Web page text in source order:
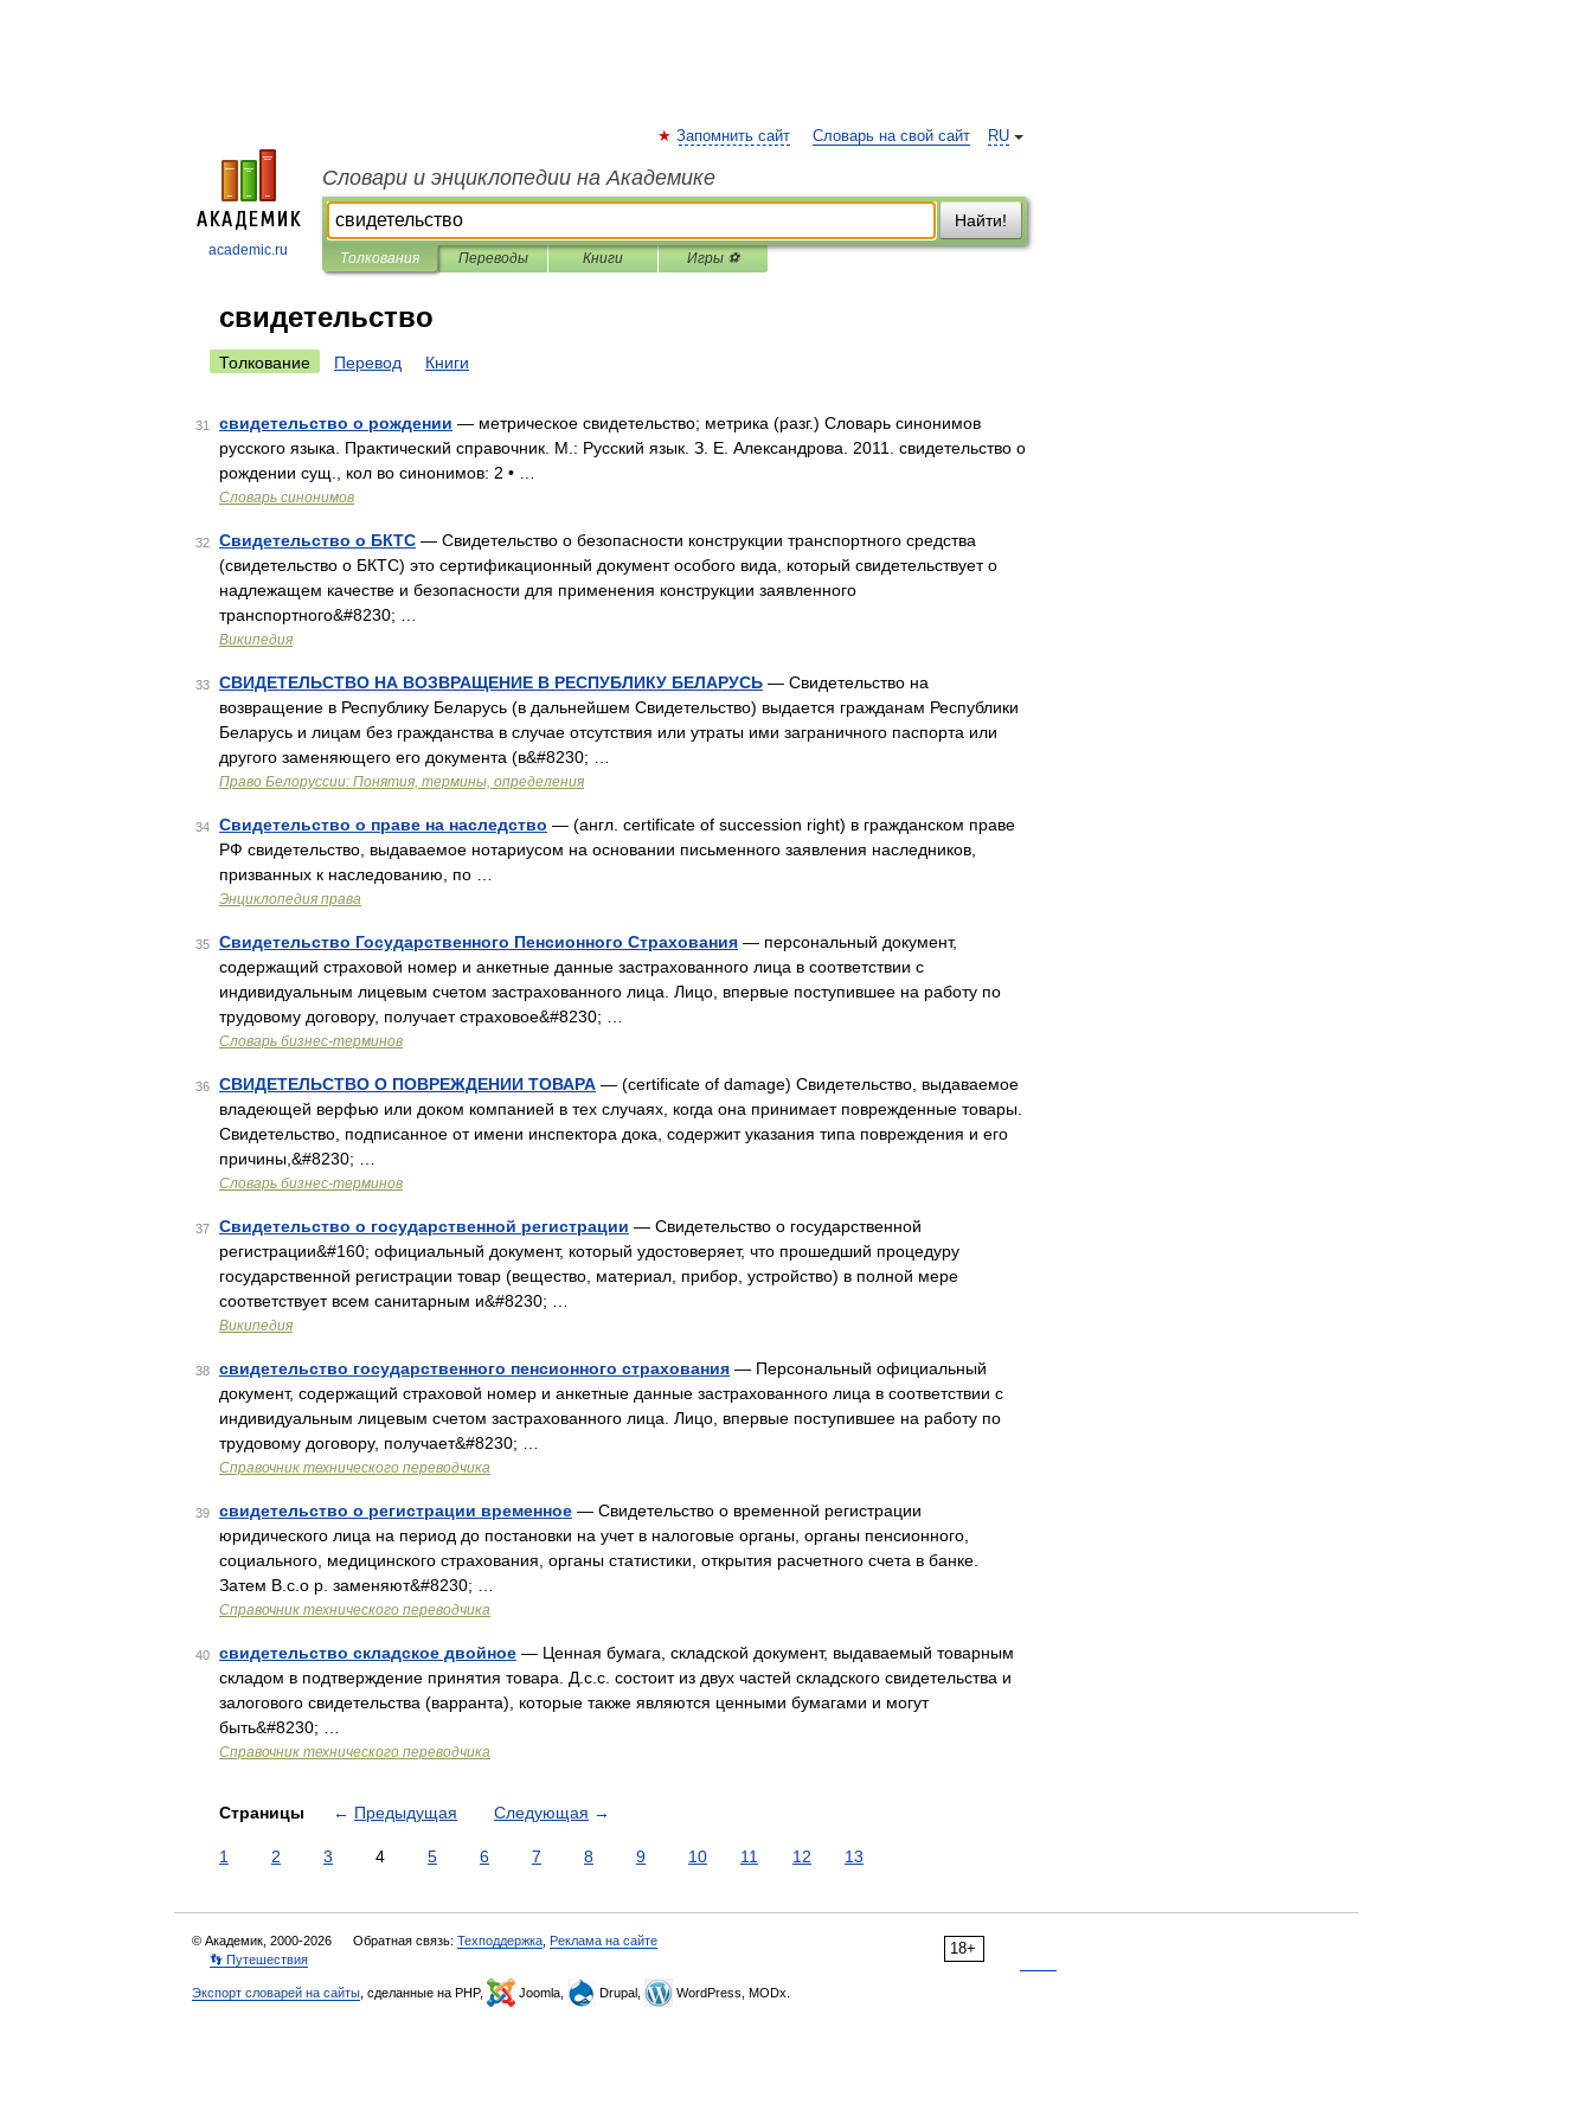
academic.ru
RU
Запомнить сайт Словарь на свой сайт
Словари и энциклопедии на Академике
Найти!
Толкования Переводы Книги Игры ⚽
свидетельство
Толкование Перевод Книги
31 свидетельство о рождении — метрическое свидетельство; метрика (разг.) Словарь синонимов
русского языка. Практический справочник. М.: Русский язык. З. Е. Александрова. 2011. свидетельство о
рождении сущ., кол во синонимов: 2 • …
Словарь синонимов
32 Свидетельство о БКТС — Свидетельство о безопасности конструкции транспортного средства
(свидетельство о БКТС) это сертификационный документ особого вида, который свидетельствует о
надлежащем качестве и безопасности для применения конструкции заявленного
транспортного&#8230; …
Википедия
33 СВИДЕТЕЛЬСТВО HА ВОЗВРАЩЕHИЕ В РЕСПУБЛИКУ БЕЛАРУСЬ — Свидетельство на
возвращение в Республику Беларусь (в дальнейшем Свидетельство) выдается гражданам Республики
Беларусь и лицам без гражданства в случае отсутствия или утраты ими заграничного паспорта или
другого заменяющего его документа (в&#8230; …
Право Белоруссии: Понятия, термины, определения
34 Свидетельство о праве на наследство — (англ. certificate of succession right) в гражданском праве
РФ свидетельство, выдаваемое нотариусом на основании письменного заявления наследников,
призванных к наследованию, по …
Энциклопедия права
35 Свидетельство Государственного Пенсионного Страхования — персональный документ,
содержащий страховой номер и анкетные данные застрахованного лица в соответствии с
индивидуальным лицевым счетом застрахованного лица. Лицо, впервые поступившее на работу по
трудовому договору, получает страховое&#8230; …
Словарь бизнес-терминов
36 СВИДЕТЕЛЬСТВО О ПОВРЕЖДЕНИИ ТОВАРА — (certificate of damage) Свидетельство, выдаваемое
владеющей верфью или доком компанией в тех случаях, когда она принимает поврежденные товары.
Свидетельство, подписанное от имени инспектора дока, содержит указания типа повреждения и его
причины,&#8230; …
Словарь бизнес-терминов
37 Свидетельство о государственной регистрации — Свидетельство о государственной
регистрации&#160; официальный документ, который удостоверяет, что прошедший процедуру
государственной регистрации товар (вещество, материал, прибор, устройство) в полной мере
соответствует всем санитарным и&#8230; …
Википедия
38 свидетельство государственного пенсионного страхования — Персональный официальный
документ, содержащий страховой номер и анкетные данные застрахованного лица в соответствии с
индивидуальным лицевым счетом застрахованного лица. Лицо, впервые поступившее на работу по
трудовому договору, получает&#8230; …
Справочник технического переводчика
39 свидетельство о регистрации временное — Свидетельство о временной регистрации
юридического лица на период до постановки на учет в налоговые органы, органы пенсионного,
социального, медицинского страхования, органы статистики, открытия расчетного счета в банке.
Затем В.с.о р. заменяют&#8230; …
Справочник технического переводчика
40 свидетельство складское двойное — Ценная бумага, складской документ, выдаваемый товарным
складом в подтверждение принятия товара. Д.с.с. состоит из двух частей складского свидетельства и
залогового свидетельства (варранта), которые также являются ценными бумагами и могут
быть&#8230; …
Справочник технического переводчика
Страницы ← Предыдущая Следующая →
1 2 3 4 5 6 7 8 9 10 11 12 13
18+
© Академик, 2000-2026 Обратная связь: Техподдержка Реклама на сайте
👣 Путешествия
Экспорт словарей на сайты , сделанные на PHP, Joomla, Drupal, WordPress, MODx.